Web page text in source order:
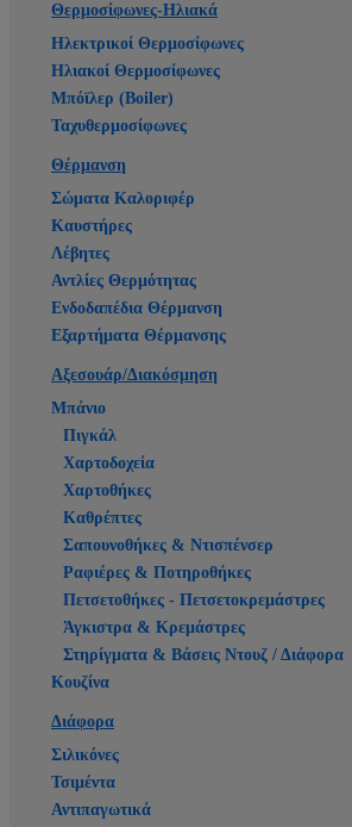
Θερμοσίφωνες-Ηλιακά
Ηλεκτρικοί Θερμοσίφωνες
Ηλιακοί Θερμοσίφωνες
Μπόϊλερ (Boiler)
Ταχυθερμοσίφωνες
Θέρμανση
Σώματα Καλοριφέρ
Καυστήρες
Λέβητες
Αντλίες Θερμότητας
Ενδοδαπέδια Θέρμανση
Εξαρτήματα Θέρμανσης
Αξεσουάρ/Διακόσμηση
Μπάνιο
Πιγκάλ
Χαρτοδοχεία
Χαρτοθήκες
Καθρέπτες
Σαπουνοθήκες & Ντισπένσερ
Ραφιέρες & Ποτηροθήκες
Πετσετοθήκες - Πετσετοκρεμάστρες
Άγκιστρα & Κρεμάστρες
Στηρίγματα & Βάσεις Ντουζ / Διάφορα
Κουζίνα
Διάφορα
Σιλικόνες
Τσιμέντα
Αντιπαγωτικά